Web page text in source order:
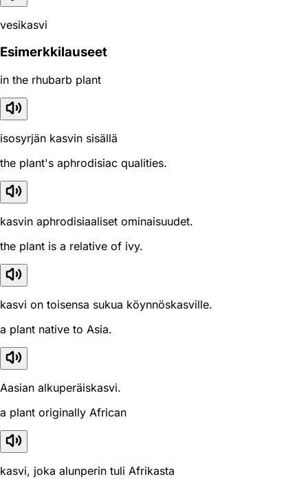
vesikasvi
Esimerkkilauseet
in the rhubarb plant
isosyrjän kasvin sisällä
the plant's aphrodisiac qualities.
kasvin aphrodisiaaliset ominaisuudet.
the plant is a relative of ivy.
kasvi on toisensa sukua köynnöskasville.
a plant native to Asia.
Aasian alkuperäiskasvi.
a plant originally African
kasvi, joka alunperin tuli Afrikasta